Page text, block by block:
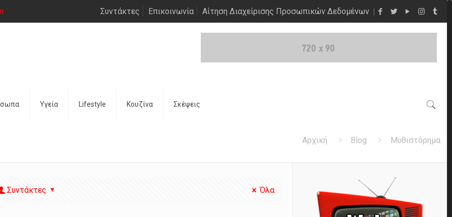
Συντάκτες Επικοινωνία Αίτηση Διαχείρισης Προσωπικών Δεδομένων
Υγεία Lifestyle Κουζίνα Σκέψεις
Αρχική Blog Μυθιστόρημα
Συντάκτες Όλα